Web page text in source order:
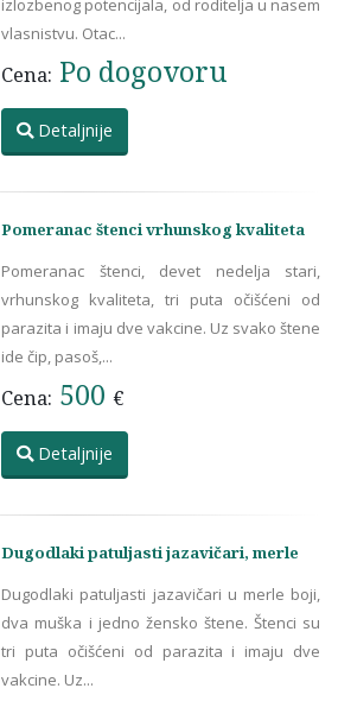
izlozbenog potencijala, od roditelja u nasem
vlasnistvu. Otac...
Cena: Po dogovoru
Detaljnije
Pomeranac štenci vrhunskog kvaliteta
Pomeranac štenci, devet nedelja stari,
vrhunskog kvaliteta, tri puta očišćeni od
parazita i imaju dve vakcine. Uz svako štene
ide čip, pasoš,...
Cena: 500 €
Detaljnije
Dugodlaki patuljasti jazavičari, merle
Dugodlaki patuljasti jazavičari u merle boji,
dva muška i jedno žensko štene. Štenci su
tri puta očišćeni od parazita i imaju dve
vakcine. Uz...